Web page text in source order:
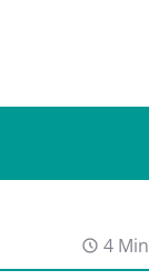
4 Min